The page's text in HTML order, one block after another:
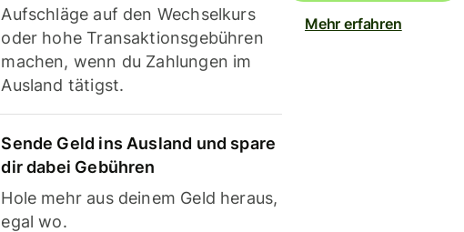
Aufschläge auf den Wechselkurs
oder hohe Transaktionsgebühren
machen, wenn du Zahlungen im
Ausland tätigst.
Sende Geld ins Ausland und spare
dir dabei Gebühren
Hole mehr aus deinem Geld heraus,
egal wo.
Mehr erfahren